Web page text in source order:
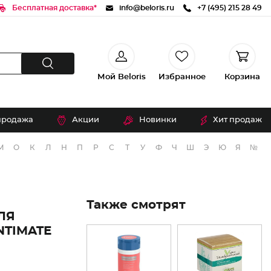
Бесплатная доставка* info@beloris.ru +7 (495) 215 28 49
Мой Beloris Избранное Корзина
Акции Новинки Хит продаж
О К Л Н П Р С Т У Ф Ч Э Ю Я №
Также смотрят